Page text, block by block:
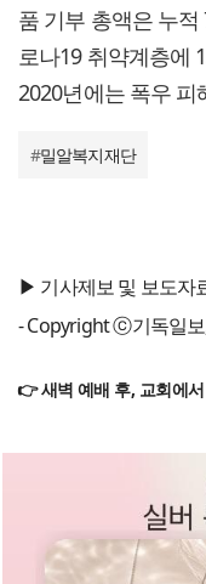
품 기부 총액은 누
로나19 취약계층에
2020년에는 폭우
#밀알복지재단
▶ 기사제보 및 보도자
- Copyright ⓒ기독일보
👉 새벽 예배 후, 교회에